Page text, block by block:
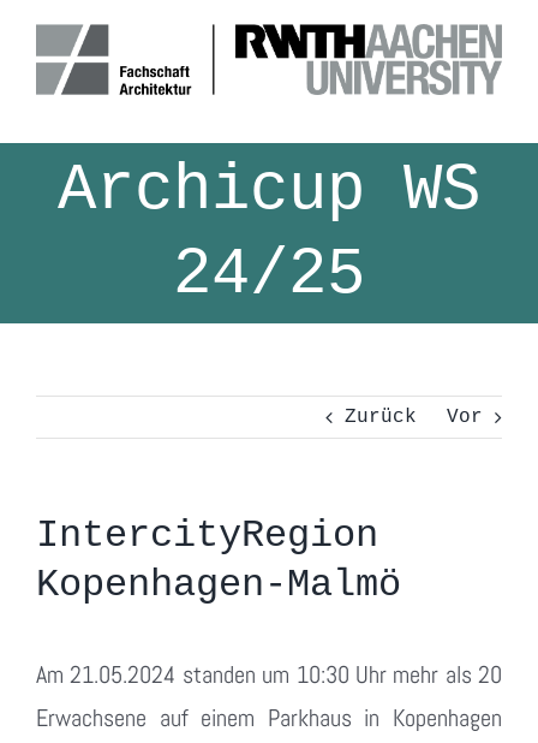
springen
Archicup WS
24/25
Zurück Vor
IntercityRegion
Kopenhagen-Malmö
Am 21.05.2024 standen um 10:30 Uhr mehr als 20
Erwachsene auf einem Parkhaus in Kopenhagen